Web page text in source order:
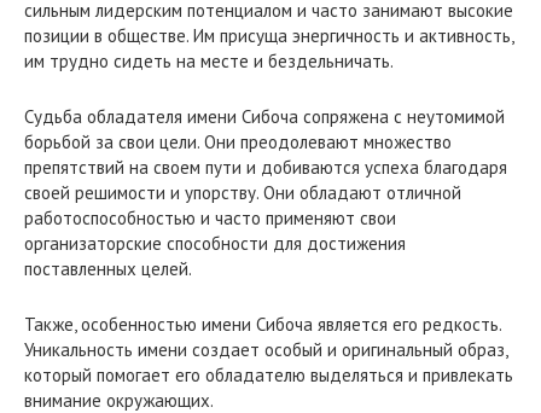
сильным лидерским потенциалом и часто занимают высокие
позиции в обществе. Им присуща энергичность и активность,
им трудно сидеть на месте и бездельничать.
Судьба обладателя имени Сибоча сопряжена с неутомимой
борьбой за свои цели. Они преодолевают множество
препятствий на своем пути и добиваются успеха благодаря
своей решимости и упорству. Они обладают отличной
работоспособностью и часто применяют свои
организаторские способности для достижения
поставленных целей.
Также, особенностью имени Сибоча является его редкость.
Уникальность имени создает особый и оригинальный образ,
который помогает его обладателю выделяться и привлекать
внимание окружающих.